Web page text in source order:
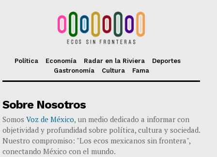
Política Economía Radar en la Riviera
Deportes
Gastronomía
Cultura Fama
Sobre Nosotros
Somos Voz de México, un medio dedicado a informar con
objetividad y profundidad sobre política, cultura y sociedad.
Nuestro compromiso: "Los ecos mexicanos sin frontera",
conectando México con el mundo.